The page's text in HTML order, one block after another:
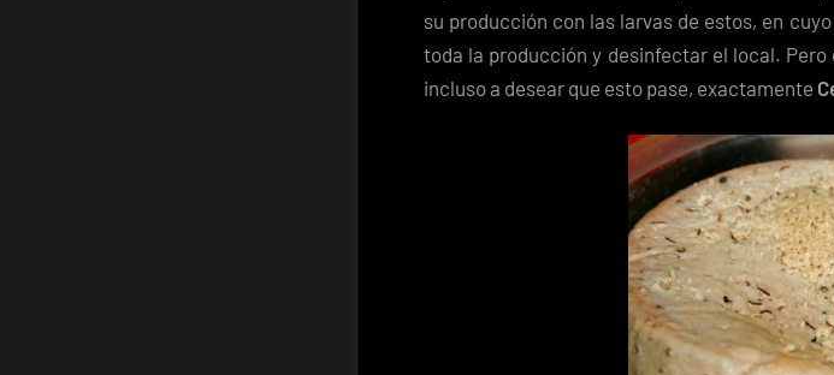
su producción con las larvas de estos, en
toda la producción y desinfectar el local.
incluso a desear que esto pase, exactamente